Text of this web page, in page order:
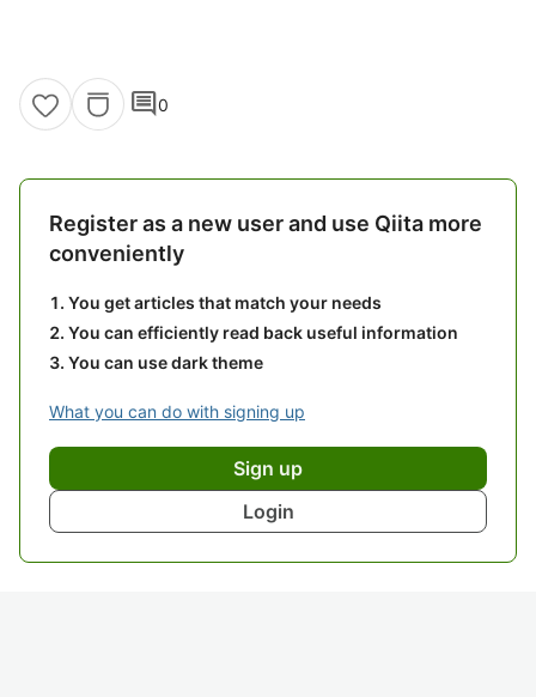
comment0
Register as a new user and use Qiita more
conveniently
You get articles that match your needs
You can efficiently read back useful information
You can use dark theme
What you can do with signing up
Sign up
Login